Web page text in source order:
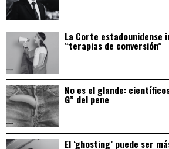
La Corte estadounidense
“terapias de conversión”
No es el glande:
G” del pene
El ‘ghosting’ puede ser